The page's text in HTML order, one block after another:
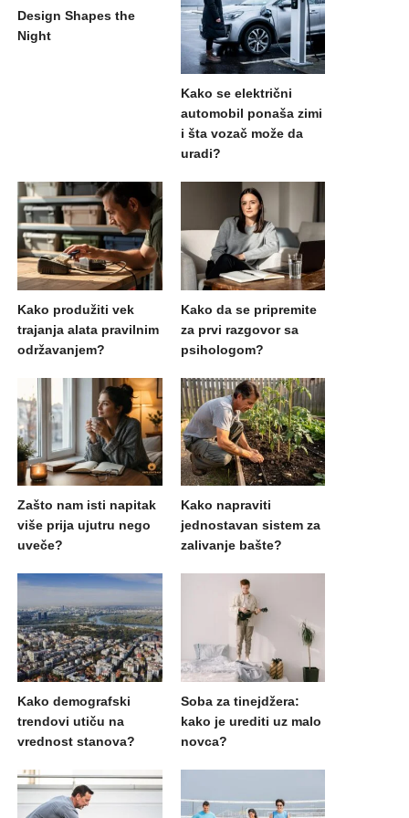
Design Shapes the
Night
Kako se električni
automobil ponaša zimi
i šta vozač može da
uradi?
Kako produžiti vek
trajanja alata pravilnim
održavanjem?
Kako da se pripremite
za prvi razgovor sa
psihologom?
Zašto nam isti napitak
više prija ujutru nego
uveče?
Kako napraviti
jednostavan sistem za
zalivanje bašte?
Kako demografski
trendovi utiču na
vrednost stanova?
Soba za tinejdžera:
kako je urediti uz malo
novca?